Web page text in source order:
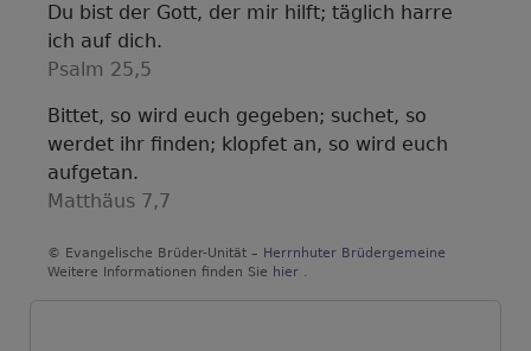
Du bist der Gott, der mir hilft; täglich harre
ich auf dich.
Psalm 25,5
Bittet, so wird euch gegeben; suchet, so
werdet ihr finden; klopfet an, so wird euch
aufgetan.
Matthäus 7,7
© Evangelische Brüder-Unität – Herrnhuter Brüdergemeine
Weitere Informationen finden Sie hier .